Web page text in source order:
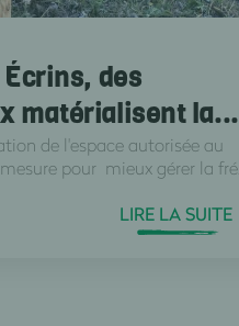
des
matérialisent la...
de l'espace autorisée au
pour mieux gérer la fré...
LIRE LA SUITE